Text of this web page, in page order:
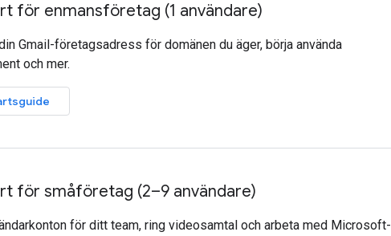
för enmansföretag (1 användare)
Gmail-företagsadress för domänen du äger, börja använda
och mer.
för småföretag (2–9 användare)
för ditt team, ring videosamtal och arbeta med Microsoft-